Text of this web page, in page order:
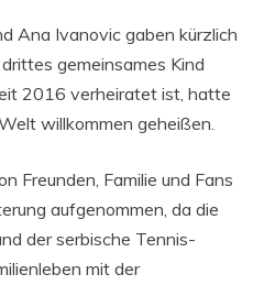
Ana Ivanovic gaben kürzlich
gemeinsames Kind
2016 verheiratet ist, hatte
willkommen geheißen.
Freunden, Familie und Fans
aufgenommen, da die
der serbische Tennis-
mit der